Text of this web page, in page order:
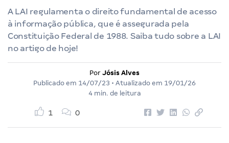
A LAI regulamenta o direito fundamental de acesso
à informação pública, que é assegurada pela
Constituição Federal de 1988. Saiba tudo sobre a LAI
no artigo de hoje!
Por Jósis Alves
Publicado em 14/07/23 • Atualizado em 19/01/26
4 min. de leitura
1 0